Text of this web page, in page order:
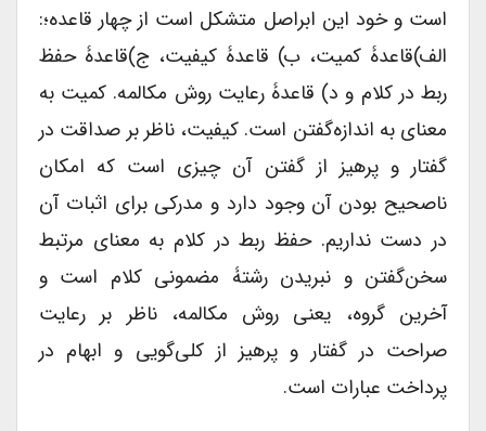
است و خود این ابراصل متشکل است از چهار قاعده؛:
الف)قاعدۀ کمیت، ب) قاعدۀ کیفیت، ج)قاعدۀ حفظ
ربط در کلام و د) قاعدۀ رعایت روش مکالمه. کمیت به
معنای به اندازه‌گفتن است. کیفیت، ناظر بر صداقت در
گفتار و پرهیز از گفتن آن چیزی است که امکان
ناصحیح بودن آن وجود دارد و مدرکی برای اثبات آن
در دست نداریم. حفظ ربط در کلام به معنای مرتبط
سخن‌گفتن و نبریدن رشتۀ مضمونی کلام است و
آخرین گروه، یعنی روش مکالمه، ناظر بر رعایت
صراحت در گفتار و پرهیز از کلی‌گویی و ابهام در
پرداخت عبارات است.